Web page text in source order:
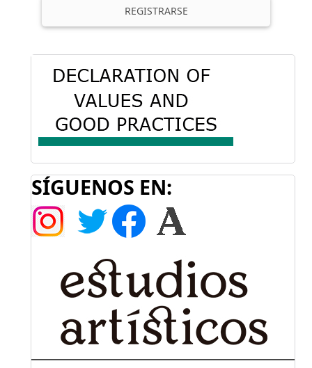
REGISTRARSE
SÍGUENOS EN: